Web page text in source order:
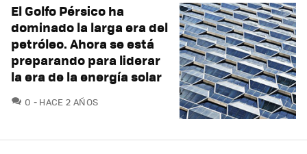
El Golfo Pérsico ha
dominado la larga era del
petróleo. Ahora se está
preparando para liderar
la era de la energía solar
0 COMENTARIOS
HACE 2 AÑOS